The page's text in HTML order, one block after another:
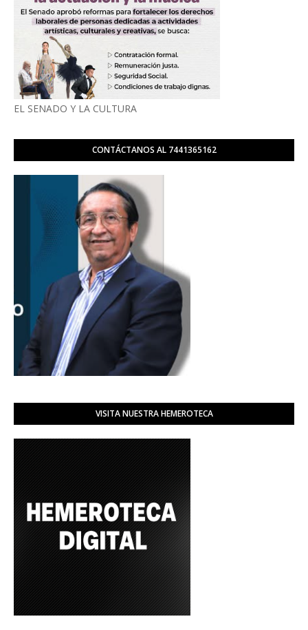
EL SENADO Y LA CULTURA
CONTÁCTANOS AL 7441365162
VISITA NUESTRA HEMEROTECA